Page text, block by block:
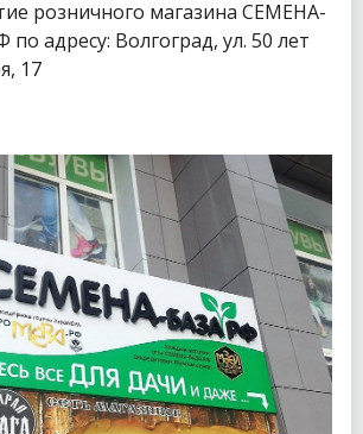
розничного магазина СЕМЕНА-
по адресу: Волгоград, ул. 50 лет
17